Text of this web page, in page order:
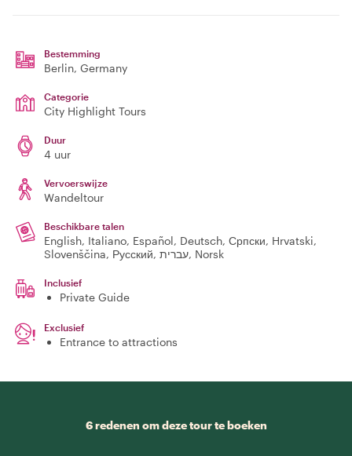
Bestemming
Berlin, Germany
Categorie
City Highlight Tours
Duur
4 uur
Vervoerswijze
Wandeltour
Beschikbare talen
English, Italiano, Español, Deutsch, Српски, Hrvatski,
Slovenščina, Русский, עברית, Norsk
Inclusief
Private Guide
Exclusief
Entrance to attractions
6 redenen om deze tour te boeken